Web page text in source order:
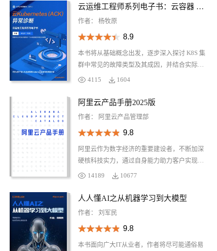
云运维工程师系列电子书：云容器 K8S 异常诊断
作者： 杨牧原
8.9
本书将从基础概念出发，逐步深入探讨 K8S 集
群中常见的故障类型及其成因，并结合实际案
例分析给出有效的排查方法和解决方案。通过
原理的理解，还能掌握一系列实用技巧来提升
K8S 异常诊断》都将是一个宝贵的资源库，帮
助您更好地管理您的 Kubernetes 环境。
4115 1604
阿里云产品手册2025版
作者： 阿里云产品管理部
9.8
阿里云作为数字经济的重要建设者，不断加深
硬核科技实力，通过自身能力助力客户实现高
质量发展，共创数字新世界。阿里云产品手册
产品体系、安全合规等内容，覆盖人工智能与
及重点产品，全方位了解阿里云产品体系。
14189 10677
人人懂AI之从机器学习到大模型
作者： 刘军民
9.8
本书面向广大IT从业者，作者将尽可能通俗易